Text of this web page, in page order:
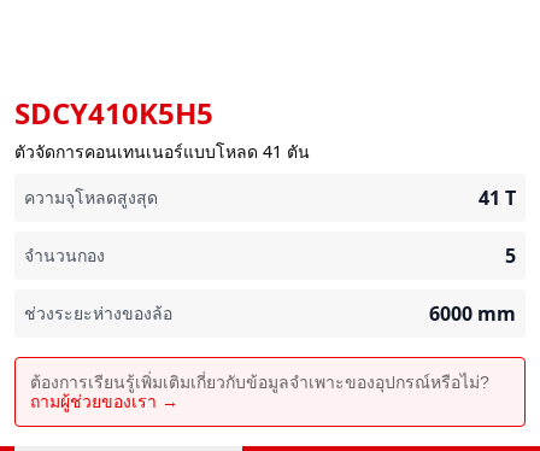
SDCY410K5H5
ตัวจัดการคอนเทนเนอร์แบบโหลด 41 ตัน
ความจุโหลดสูงสุด
41 T
จำนวนกอง 5
ช่วงระยะห่างของล้อ 6000 mm
ต้องการเรียนรู้เพิ่มเติมเกี่ยวกับข้อมูลจำเพาะของอุปกรณ์หรือไม่?
ถามผู้ช่วยของเรา →